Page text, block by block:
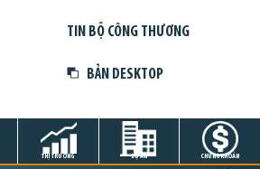
TIN BỘ CÔNG THƯƠNG
BẢN DESKTOP
THỊ TRƯỜNG DỰ ÁN CHỨNG KHOÁN